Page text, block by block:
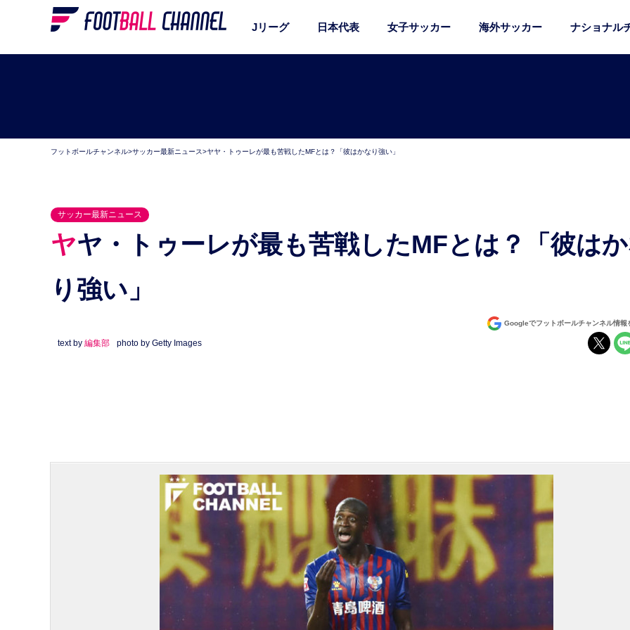
Jリーグ 日本代表 女子サッカー 海外サッカー ナショナル
フットボールチャンネル>サッカー最新ニュース>ヤヤ・トゥーレが最も苦戦したMFとは？「彼はかなり強い」
サッカー最新ニュース
ヤヤ・トゥーレが最も苦戦したMFとは？「彼はかな
り強い」
Googleでフットボールチャンネル情報
text by 編集部 photo by Getty Images